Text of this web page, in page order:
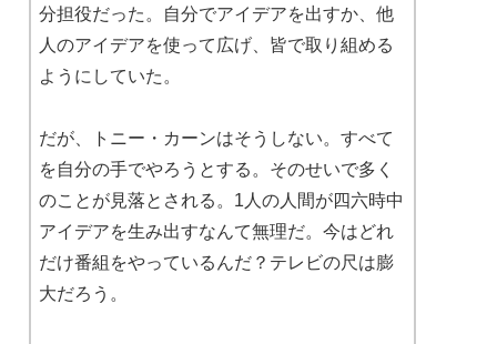
分担役だった。自分でアイデアを出すか、他
人のアイデアを使って広げ、皆で取り組める
ようにしていた。
だが、トニー・カーンはそうしない。すべて
を自分の手でやろうとする。そのせいで多く
のことが見落とされる。1人の人間が四六時中
アイデアを生み出すなんて無理だ。今はどれ
だけ番組をやっているんだ？テレビの尺は膨
大だろう。